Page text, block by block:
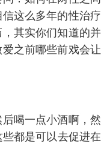
这么多年的性治疗
其实你们知道的并
之前哪些前戏会让
喝一点小酒啊，然
都是可以去促进在